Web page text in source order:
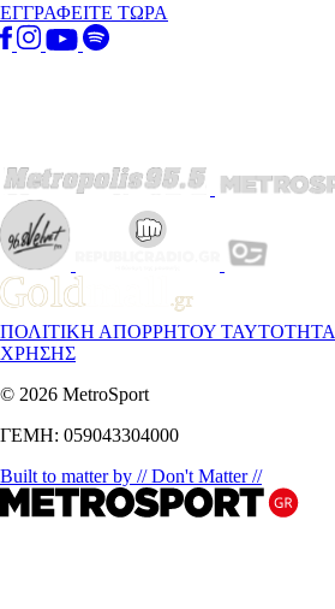
ΕΓΓΡΑΦΕΙΤΕ ΤΩΡΑ
ΠΟΛΙΤΙΚΗ ΑΠΟΡΡΗΤΟΥ ΤΑΥΤΟΤΗΤΑ
ΧΡΗΣΗΣ
© 2026 MetroSport
ΓΕΜΗ: 059043304000
Built to matter by // Don't Matter //